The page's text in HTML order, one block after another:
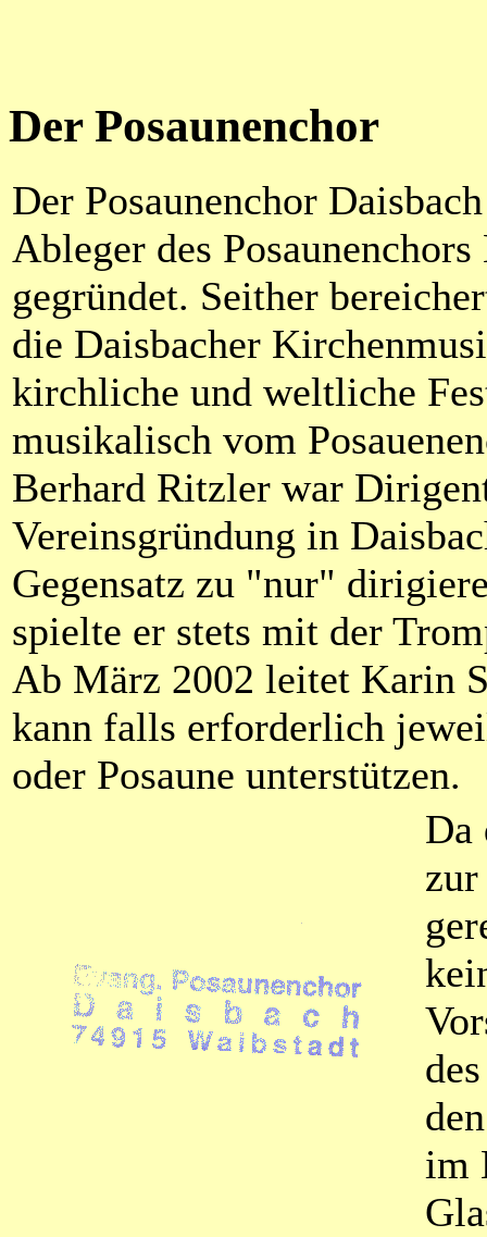
Der Posaunenchor
Der Posaunenchor
Ableger des
gegründet. Seither
die Daisbacher
kirchliche und weltliche
musikalisch vom
Berhard Ritzler war
Vereinsgründung in
Gegensatz zu "nur"
spielte er stets mit der
Ab März 2002 leitet Karin
kann falls erforderlich
oder Posaune unterstützen.
Da
im